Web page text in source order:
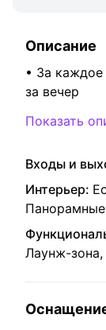
Описание
• За
за вечер
Показать
Входы и
Интерьер:
Лаунж-зона,